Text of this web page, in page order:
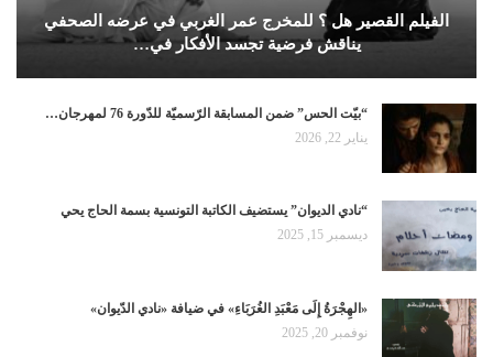
الفيلم القصير هل ؟ للمخرج عمر الغربي في عرضه الصحفي
يناقش فرضية تجسد الأفكار في…
“بيّت الحس” ضمن المسابقة الرّسميّة للدّورة 76 لمهرجان…
يناير 22, 2026
“نادي الديوان” يستضيف الكاتبة التونسية بسمة الحاج يحي
ديسمبر 15, 2025
«الهِجْرَةُ إِلَى مَعْبَدِ الغُرَبَاءِ» في ضيافة «نادي الدّيوان»
نوفمبر 20, 2025